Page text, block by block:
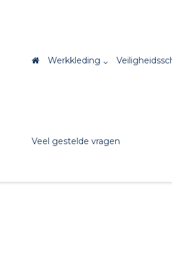
Werkkleding
Veel gestelde vragen